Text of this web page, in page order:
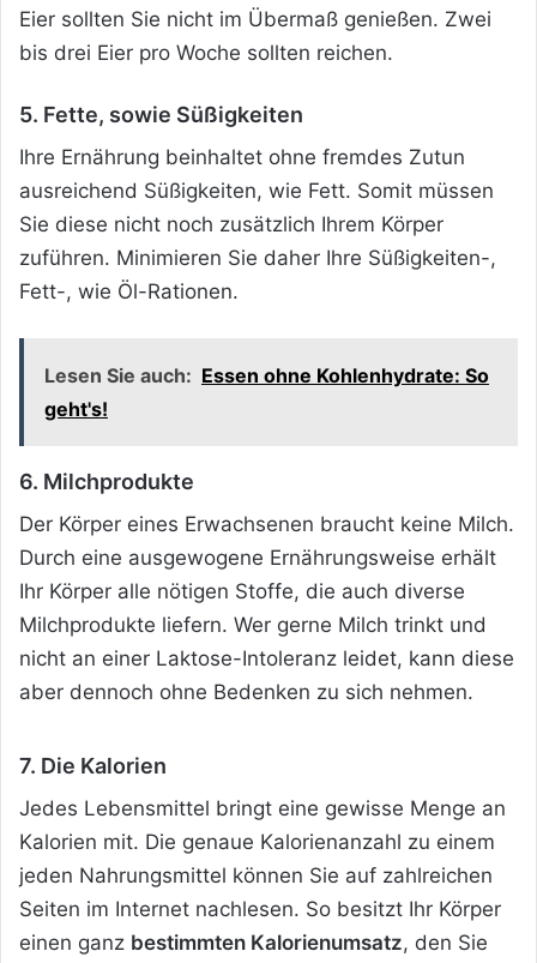
Eier sollten Sie nicht im Übermaß genießen. Zwei
bis drei Eier pro Woche sollten reichen.
5. Fette, sowie Süßigkeiten
Ihre Ernährung beinhaltet ohne fremdes Zutun
ausreichend Süßigkeiten, wie Fett. Somit müssen
Sie diese nicht noch zusätzlich Ihrem Körper
zuführen. Minimieren Sie daher Ihre Süßigkeiten-,
Fett-, wie Öl-Rationen.
Lesen Sie auch: Essen ohne Kohlenhydrate: So
geht's!
6. Milchprodukte
Der Körper eines Erwachsenen braucht keine Milch.
Durch eine ausgewogene Ernährungsweise erhält
Ihr Körper alle nötigen Stoffe, die auch diverse
Milchprodukte liefern. Wer gerne Milch trinkt und
nicht an einer Laktose-Intoleranz leidet, kann diese
aber dennoch ohne Bedenken zu sich nehmen.
7. Die Kalorien
Jedes Lebensmittel bringt eine gewisse Menge an
Kalorien mit. Die genaue Kalorienanzahl zu einem
jeden Nahrungsmittel können Sie auf zahlreichen
Seiten im Internet nachlesen. So besitzt Ihr Körper
einen ganz bestimmten Kalorienumsatz, den Sie